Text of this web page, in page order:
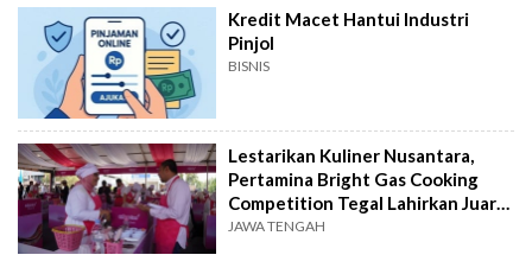
Kredit Macet Hantui Industri
Pinjol
BISNIS
Lestarikan Kuliner Nusantara,
Pertamina Bright Gas Cooking
Competition Tegal Lahirkan Juara
Baru
JAWA TENGAH